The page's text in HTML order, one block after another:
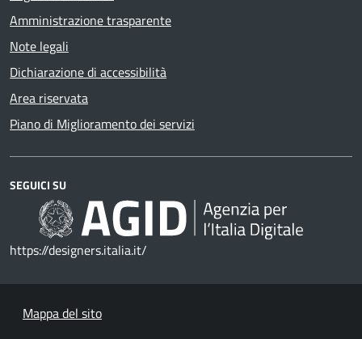
Amministrazione trasparente
Note legali
Dichiarazione di accessibilità
Area riservata
Piano di Miglioramento dei servizi
SEGUICI SU
https://designers.italia.it/
Mappa del sito